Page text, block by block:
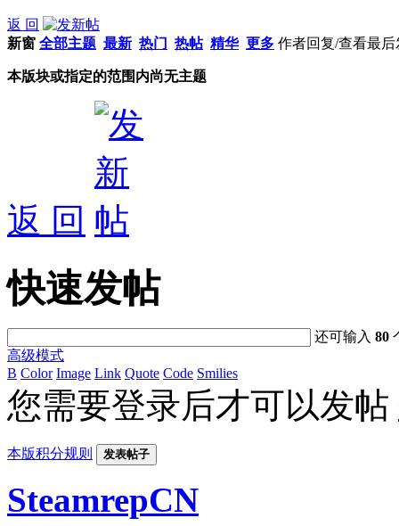
返 回
新窗 全部主题 最新 热门 热帖 精华 更多 作者回复/查看最后
本版块或指定的范围内尚无主题
返 回
快速发帖
还可输入80
高级模式
B Color Image Link Quote Code Smilies
您需要登录后才可以发帖
本版积分规则 发表帖子
SteamrepCN